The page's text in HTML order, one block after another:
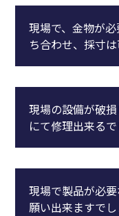
現場で、金物が
ち合わせ、採寸
現場の設備が破
にて修理出来る
現場で製品が必
願い出来ますで